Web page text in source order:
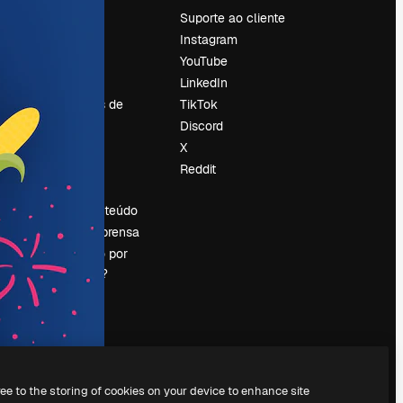
Tendências de
pesquisa
Slidesgo
Vender conteúdo
Sala de imprensa
Procurando por
magnific.ai?
Suporte ao cliente
Instagram
YouTube
LinkedIn
TikTok
Discord
X
Reddit
to the storing of cookies on your device to enhance site